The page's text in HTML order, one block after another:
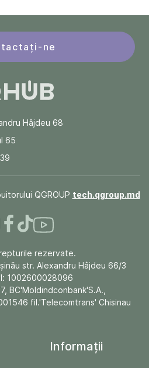
ne
Hâjdeu 68
65
QGROUP tech.qgroup.md
rezervate.
str. Alexandru Hâjdeu 66/3
1002600028096
BC'Moldindconbank'S.A.,
fil.'Telecomtrans' Chisinau
Informații